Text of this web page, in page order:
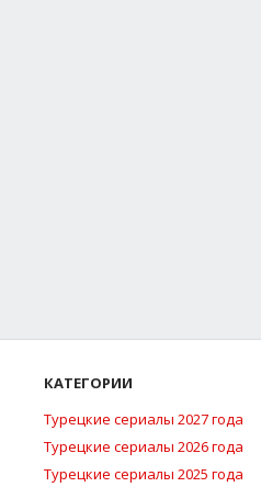
КАТЕГОРИИ
Турецкие сериалы 2027 года
Турецкие сериалы 2026 года
Турецкие сериалы 2025 года